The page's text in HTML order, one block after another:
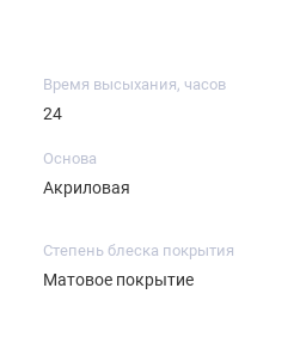
Время высыхания, часов
24
Основа
Акриловая
Степень блеска покрытия
Матовое покрытие